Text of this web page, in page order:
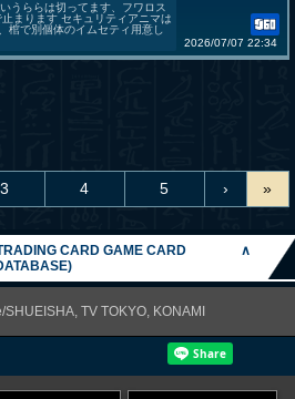
うららは切ってます、フワロス
まります セキュリティアニマは
棺で別個体のイムセティ用意し
2026/07/07 22:34
3 4 5 › »
CARD GAME CARD
∧
TV TOKYO, KONAMI